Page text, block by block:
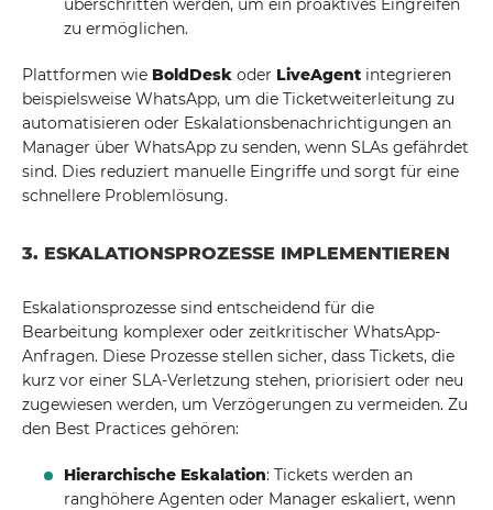
überschritten werden, um ein proaktives Eingreifen
zu ermöglichen.
Plattformen wie BoldDesk oder LiveAgent integrieren
beispielsweise WhatsApp, um die Ticketweiterleitung zu
automatisieren oder Eskalationsbenachrichtigungen an
Manager über WhatsApp zu senden, wenn SLAs gefährdet
sind. Dies reduziert manuelle Eingriffe und sorgt für eine
schnellere Problemlösung.
3. ESKALATIONSPROZESSE IMPLEMENTIEREN
Eskalationsprozesse sind entscheidend für die
Bearbeitung komplexer oder zeitkritischer WhatsApp-
Anfragen. Diese Prozesse stellen sicher, dass Tickets, die
kurz vor einer SLA-Verletzung stehen, priorisiert oder neu
zugewiesen werden, um Verzögerungen zu vermeiden. Zu
den Best Practices gehören:
Hierarchische Eskalation: Tickets werden an
ranghöhere Agenten oder Manager eskaliert, wenn